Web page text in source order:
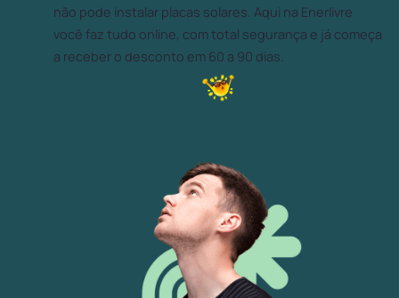
não pode instalar placas solares. Aqui na Enerlivre
você faz tudo online, com total segurança e já começa
a receber o desconto em 60 a 90 dias.